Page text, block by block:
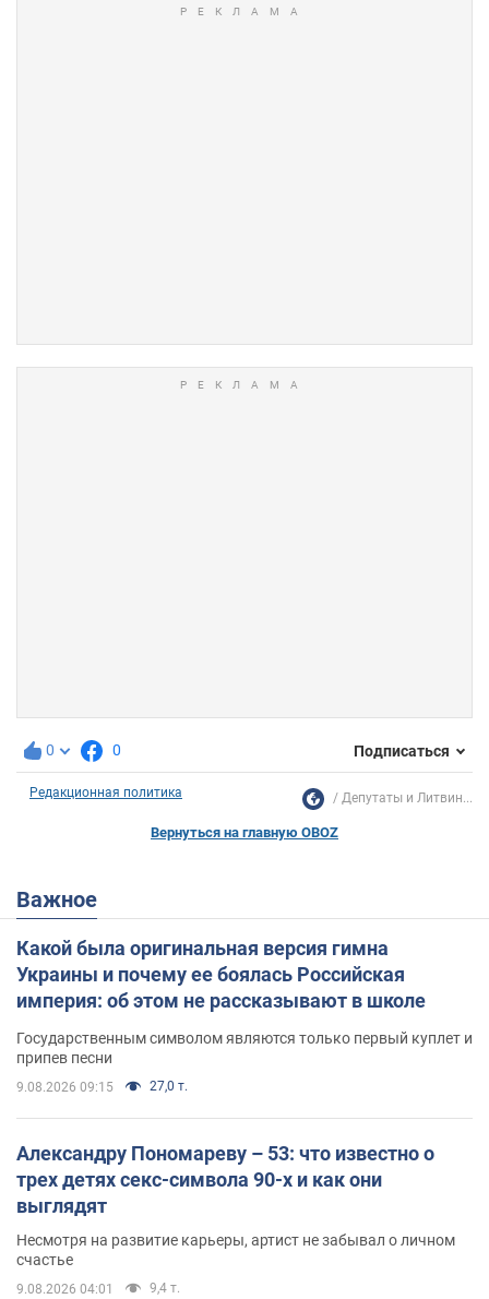
0 0 Подписаться
Редакционная политика Депутаты и Литвин...
Вернуться на главную OBOZ
Важное
Какой была оригинальная версия гимна
Украины и почему ее боялась Российская
империя: об этом не рассказывают в школе
Государственным символом являются только первый куплет и
припев песни
9.08.2026 09:15 27,0 т.
Александру Пономареву – 53: что известно о
трех детях секс-символа 90-х и как они
выглядят
Несмотря на развитие карьеры, артист не забывал о личном
счастье
9.08.2026 04:01 9,4 т.